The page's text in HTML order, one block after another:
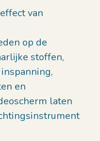
van
op de
stoffen,
en
laten